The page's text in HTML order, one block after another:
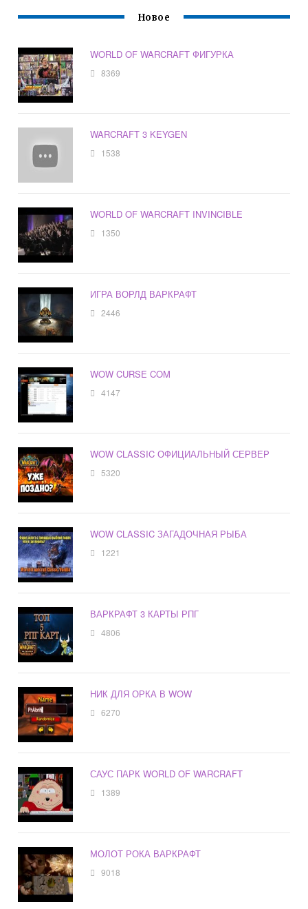
Новое
WORLD OF WARCRAFT ФИГУРКА
8369
WARCRAFT 3 KEYGEN
1538
WORLD OF WARCRAFT INVINCIBLE
1350
ИГРА ВОРЛД ВАРКРАФТ
2446
WOW CURSE COM
4147
WOW CLASSIC ОФИЦИАЛЬНЫЙ СЕРВЕР
5320
WOW CLASSIC ЗАГАДОЧНАЯ РЫБА
1221
ВАРКРАФТ 3 КАРТЫ РПГ
4806
НИК ДЛЯ ОРКА В WOW
6270
САУС ПАРК WORLD OF WARCRAFT
1389
МОЛОТ РОКА ВАРКРАФТ
9018